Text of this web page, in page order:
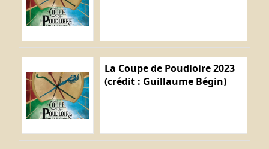
La Coupe de Poudloire 2023
(crédit : Guillaume Bégin)